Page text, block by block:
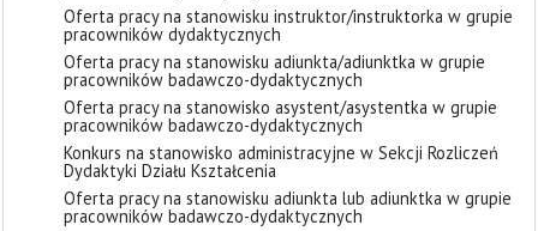
Oferta pracy na stanowisku instruktor/instruktorka w grupie
pracowników dydaktycznych
Oferta pracy na stanowisku adiunkta/adiunktka w grupie
pracowników badawczo-dydaktycznych
Oferta pracy na stanowisko asystent/asystentka w grupie
pracowników badawczo-dydaktycznych
Konkurs na stanowisko administracyjne w Sekcji Rozliczeń
Dydaktyki Działu Kształcenia
Oferta pracy na stanowisku adiunkta lub adiunktka w grupie
pracowników badawczo-dydaktycznych